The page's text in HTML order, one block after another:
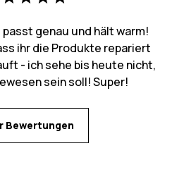
genau und hält warm!
ihr die Produkte repariert
- ich sehe bis heute nicht,
sein soll! Super!
Bewertungen